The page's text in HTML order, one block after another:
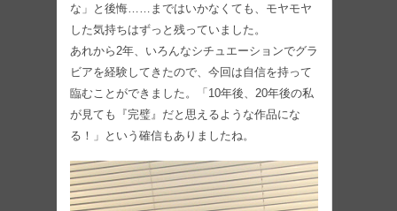
な」と後悔……まではいかなくても、モヤモヤ
した気持ちはずっと残っていました。
あれから2年、いろんなシチュエーションでグラ
ビアを経験してきたので、今回は自信を持って
臨むことができました。「10年後、20年後の私
が見ても『完璧』だと思えるような作品にな
る！」という確信もありましたね。